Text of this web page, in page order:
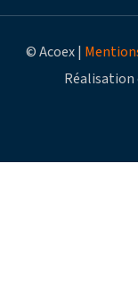
© Acoex |